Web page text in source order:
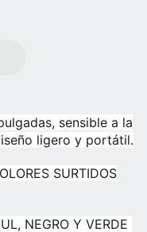
sensible a la
ligero y portátil.
SURTIDOS
NEGRO Y VERDE